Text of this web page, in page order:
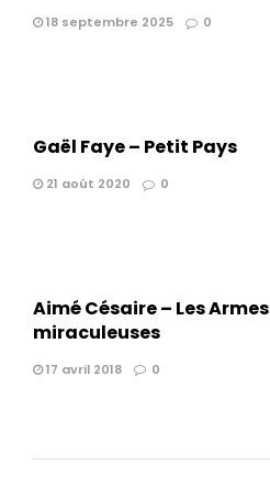
18 septembre 2025 0
Gaël Faye – Petit Pays
21 août 2020 0
Aimé Césaire – Les Armes
miraculeuses
17 avril 2018 0